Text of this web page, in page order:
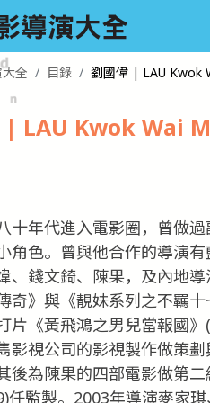
全 目錄 劉國偉 | LAU Kwok
| LAU Kwok Wai
十年代進入電影圈，曾做
角色。曾與他合作的導演
、錢文錡、陳果，及內地
奇》與《靚妹系列之不羈
片《黃飛鴻之男兒當報國
影視公司的影視製作做策
後為陳果的四部電影做第
任監製。2003年導演麥家